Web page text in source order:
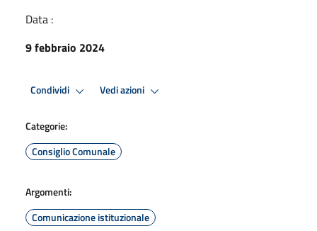
Data :
9 febbraio 2024
Condividi Vedi azioni
Categorie:
Consiglio Comunale
Argomenti:
Comunicazione istituzionale